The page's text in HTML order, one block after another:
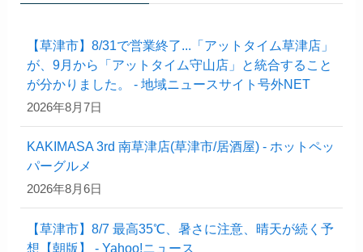
【草津市】8/31で営業終了...「アットタイム草津店」
が、9月から「アットタイム守山店」と統合すること
が分かりました。 - 地域ニュースサイト号外NET
2026年8月7日
KAKIMASA 3rd 南草津店(草津市/居酒屋) - ホットペッ
パーグルメ
2026年8月6日
【草津市】8/7 最高35℃、暑さに注意、晴天が続く予
想【朝版】 - Yahoo!ニュース